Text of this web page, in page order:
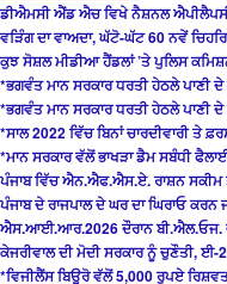
ਡੀਐਮਸੀ ਐਂਡ ਐਚ ਵਿਖੇ ਨੈਸ਼ਨਲ
ਵੜਿੰਗ ਦਾ ਵਾਅਦਾ, ਘੱਟੋ-ਘੱਟ 60 ਨਵੇਂ
ਕੁਝ ਸੋਸ਼ਲ ਮੀਡੀਆ ਹੈਂਡਲਾਂ ’ਤੇ ਪੁਲਿਸ
*ਭਗਵੰਤ ਮਾਨ ਸਰਕਾਰ ਧਰਤੀ ਹੇਠਲੇ ਪਾਣੀ
*ਭਗਵੰਤ ਮਾਨ ਸਰਕਾਰ ਧਰਤੀ ਹੇਠਲੇ ਪਾਣੀ
*ਸਾਲ 2022 ਵਿੱਚ ਬਿਨਾਂ ਚਾਰਦੀਵਾਰੀ ਤੇ
*ਮਾਨ ਸਰਕਾਰ ਵੱਲੋਂ ਭਾਖੜਾ ਡੈਮ ਸਬੰਧੀ
ਪੰਜਾਬ ਵਿੱਚ ਐਨ.ਐਫ.ਐਸ.ਏ. ਰਾਸ਼ਨ ਸਕੀਮ
ਪੰਜਾਬ ਦੇ ਰਾਜਪਾਲ ਦੇ ਘਰ ਦਾ ਘਿਰਾਓ ਕਰਨ
ਐਸ.ਆਈ.ਆਰ.2026 ਦੌਰਾਨ ਬੀ.ਐਲ.ਓਜ.
ਕੇਜਰੀਵਾਲ ਦੀ ਮੋਦੀ ਸਰਕਾਰ ਨੂੰ ਚੁਣੌਤੀ,
*ਵਿਜੀਲੈਂਸ ਬਿਊਰੋ ਵੱਲੋਂ 5,000 ਰੁਪਏ